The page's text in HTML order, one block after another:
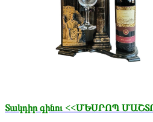
Տակդիր գինու <<ՄԵՍՐՈՊ